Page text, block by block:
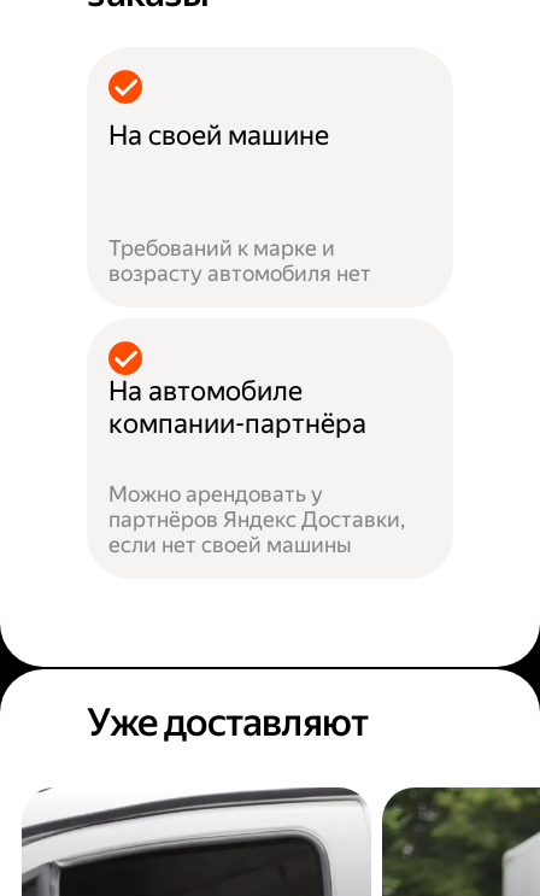
На своей машине
Требований к марке и
возрасту автомобиля нет
На автомобиле
компании-партнёра
Можно арендовать у
партнёров Яндекс Доставки,
если нет своей машины
Уже доставляют